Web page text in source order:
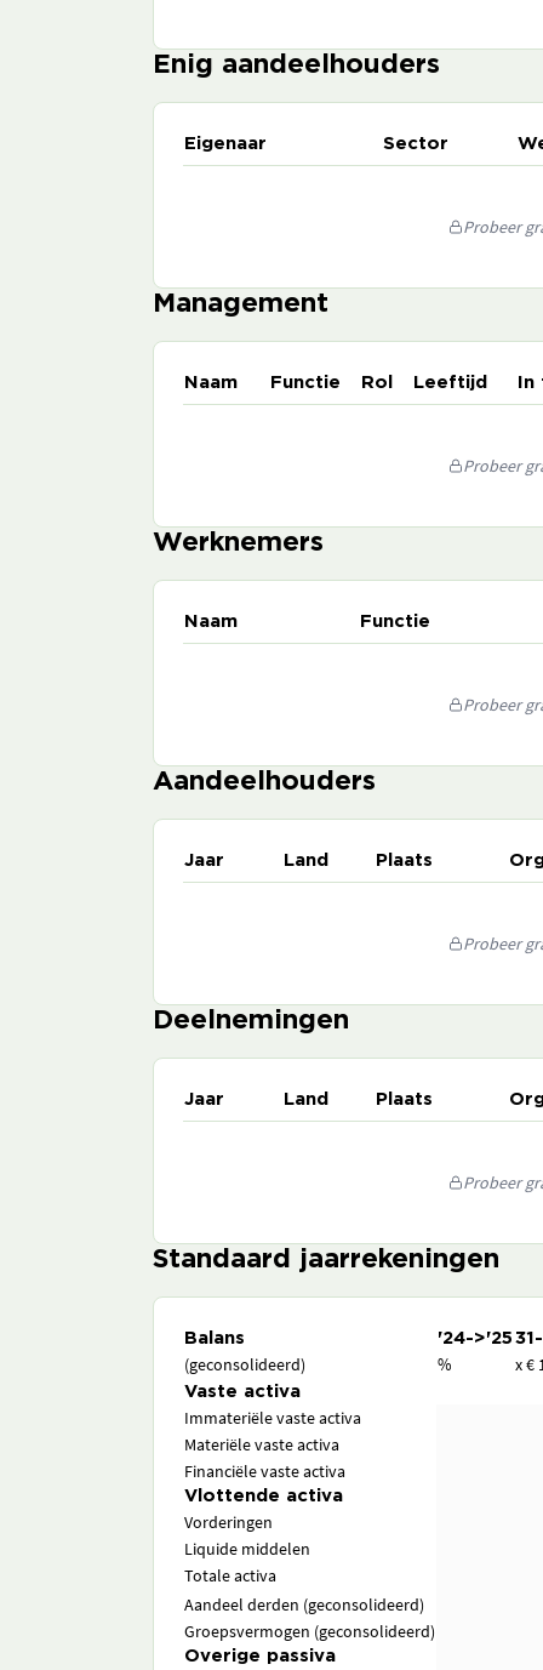
Enig aandeelhouders
Eigenaar Sector
Probeer
Management
Naam Functie Rol Leeftijd
Probeer
Werknemers
Naam Functie
Probeer
Aandeelhouders
Jaar Land Plaats
Probeer
Deelnemingen
Jaar Land Plaats
Probeer
Standaard jaarrekeningen
Balans '24->'25
(geconsolideerd) % x €
Vaste activa
Immateriële vaste activa
Materiële vaste activa
Financiële vaste activa
Vlottende activa
Vorderingen
Liquide middelen
Totale activa
Aandeel derden (geconsolideerd)
Groepsvermogen (geconsolideerd)
Overige passiva